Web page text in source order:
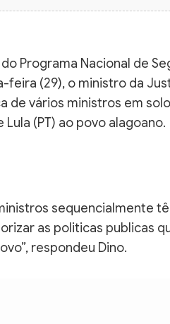
Programa Nacional de
feira (29), o ministro da
de vários ministros em
(PT) ao povo alagoano.
sequencialmente
as politicas publicas
respondeu Dino.